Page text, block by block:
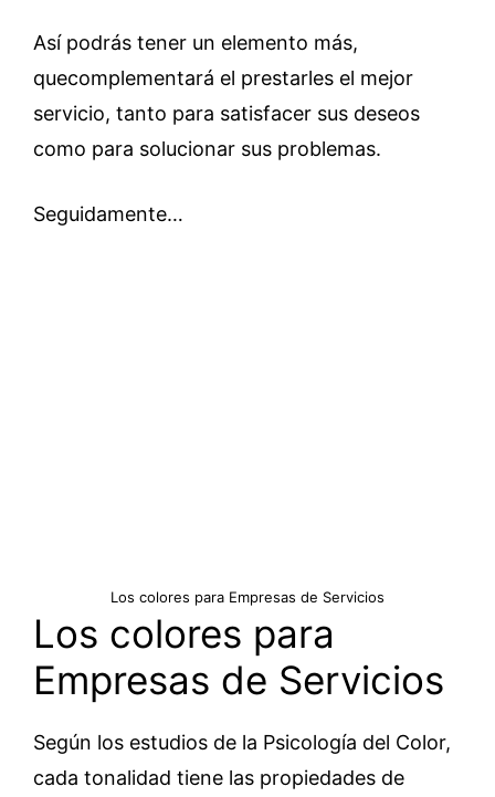
Así podrás tener un elemento más,
quecomplementará el prestarles el mejor
servicio, tanto para satisfacer sus deseos
como para solucionar sus problemas.
Seguidamente…
Los colores para Empresas de Servicios
Los colores para
Empresas de Servicios
Según los estudios de la Psicología del Color,
cada tonalidad tiene las propiedades de